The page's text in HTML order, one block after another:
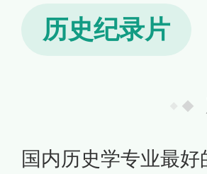
历史纪录片
国内历史学专业最